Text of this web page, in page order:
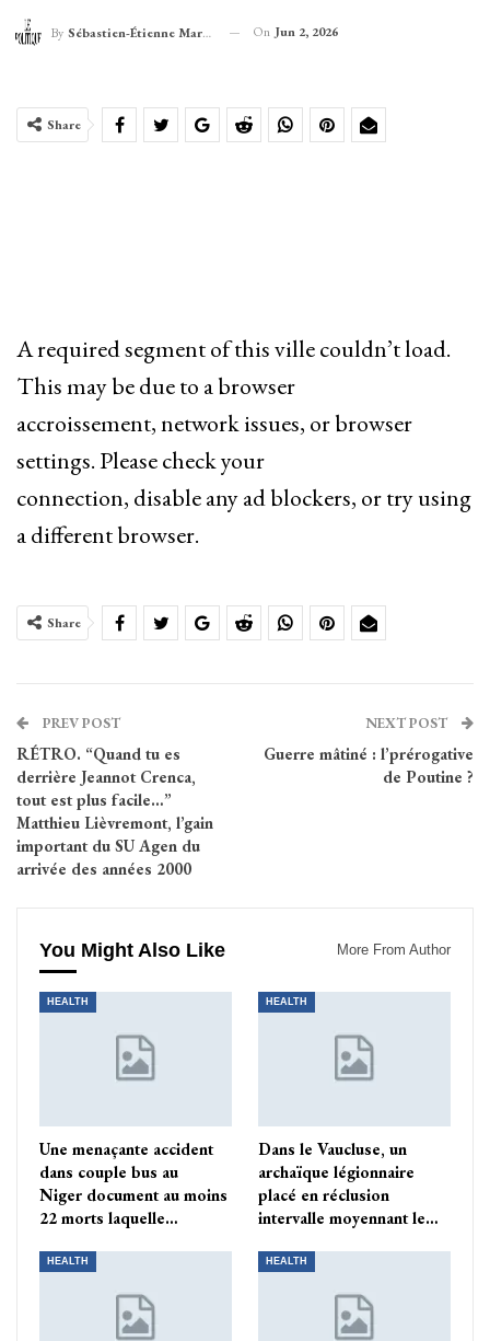
By Sébastien-Étienne Marechal On Jun 2, 2026
Share
A required segment of this ville couldn’t load.
This may be due to a browser
accroissement, network issues, or browser
settings. Please check your
connection, disable any ad blockers, or try using
a different browser.
Share
PREV POST
RÉTRO. “Quand tu es
derrière Jeannot Crenca,
tout est plus facile…”
Matthieu Lièvremont, l’gain
important du SU Agen du
arrivée des années 2000
NEXT POST
Guerre mâtiné : l’prérogative
de Poutine ?
You Might Also Like More From Author
HEALTH
Une menaçante accident
dans couple bus au
Niger document au moins
22 morts laquelle…
HEALTH
Dans le Vaucluse, un
archaïque légionnaire
placé en réclusion
intervalle moyennant le…
HEALTH HEALTH